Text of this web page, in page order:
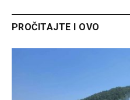
PROČITAJTE I OVO